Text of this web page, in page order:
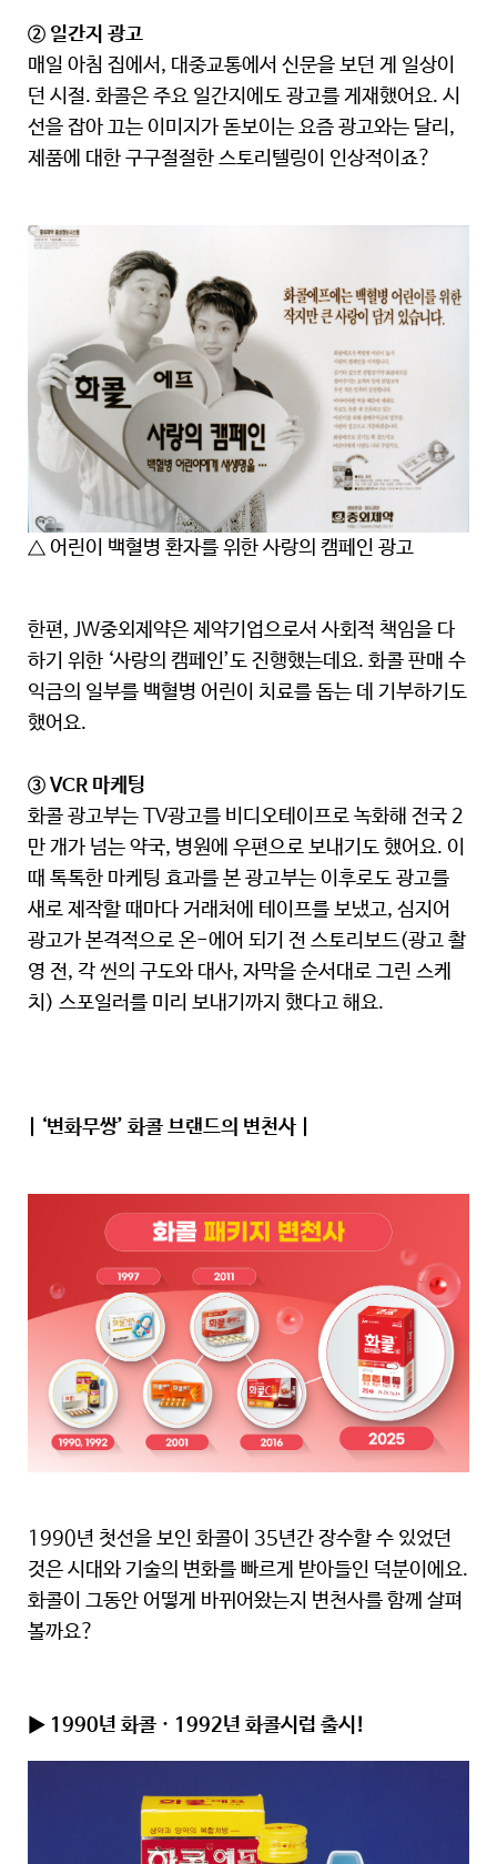
② 일간지 광고
매일 아침 집에서, 대중교통에서 신문을 보던 게 일상이
던 시절. 화콜은 주요 일간지에도 광고를 게재했어요. 시
선을 잡아 끄는 이미지가 돋보이는 요즘 광고와는 달리,
제품에 대한 구구절절한 스토리텔링이 인상적이죠?
△ 어린이 백혈병 환자를 위한 사랑의 캠페인 광고
한편, JW중외제약은 제약기업으로서 사회적 책임을 다
하기 위한 ‘사랑의 캠페인’도 진행했는데요. 화콜 판매 수
익금의 일부를 백혈병 어린이 치료를 돕는 데 기부하기도
했어요.
③ VCR 마케팅
화콜 광고부는 TV광고를 비디오테이프로 녹화해 전국 2
만 개가 넘는 약국, 병원에 우편으로 보내기도 했어요. 이
때 톡톡한 마케팅 효과를 본 광고부는 이후로도 광고를
새로 제작할 때마다 거래처에 테이프를 보냈고, 심지어
광고가 본격적으로 온-에어 되기 전 스토리보드(광고 촬
영 전, 각 씬의 구도와 대사, 자막을 순서대로 그린 스케
치) 스포일러를 미리 보내기까지 했다고 해요.
| ‘변화무쌍’ 화콜 브랜드의 변천사 |
1990년 첫선을 보인 화콜이 35년간 장수할 수 있었던
것은 시대와 기술의 변화를 빠르게 받아들인 덕분이에요.
화콜이 그동안 어떻게 바뀌어왔는지 변천사를 함께 살펴
볼까요?
▶ 1990년 화콜 · 1992년 화콜시럽 출시!